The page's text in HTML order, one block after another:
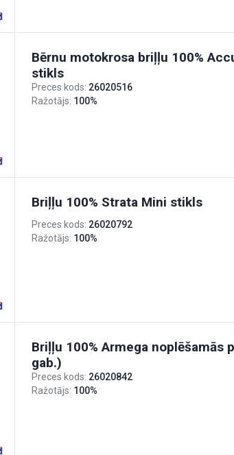
Bērnu motokrosa briļļu 100%
stikls
Preces kods: 26020516
Ražotājs: 100%
Briļļu 100% Strata Mini stikls
Preces kods: 26020792
Ražotājs: 100%
Briļļu 100% Armega noplēšamās
gab.)
Preces kods: 26020842
Ražotājs: 100%